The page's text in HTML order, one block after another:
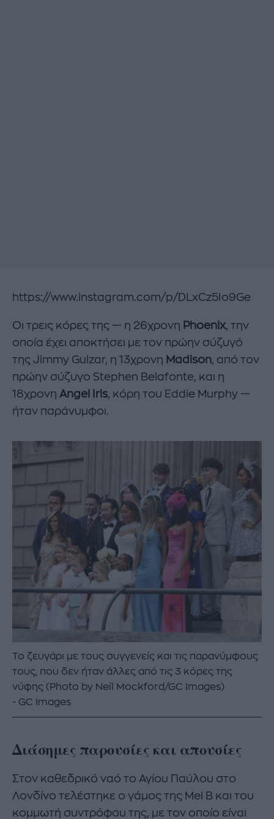
https://www.instagram.com/p/DLxCz5Io9Ge
Οι τρεις κόρες της — η 26χρονη Phoenix, την
οποία έχει αποκτήσει με τον πρώην σύζυγό
της Jimmy Gulzar, η 13χρονη Madison, από τον
πρώην σύζυγο Stephen Belafonte, και η
18χρονη Angel Iris, κόρη του Eddie Murphy —
ήταν παράνυμφοι.
Το ζευγάρι με τους συγγενείς και τις παρανύμφους
τους, που δεν ήταν άλλες από τις 3 κόρες της
νύφης (Photo by Neil Mockford/GC Images)
GC Images
Διάσημες παρουσίες και απουσίες
Στον καθεδρικό ναό το Αγίου Παύλου στο
Λονδίνο τελέστηκε ο γάμος της Mel B και του
κομμωτή συντρόφου της, με τον οποίο είναι